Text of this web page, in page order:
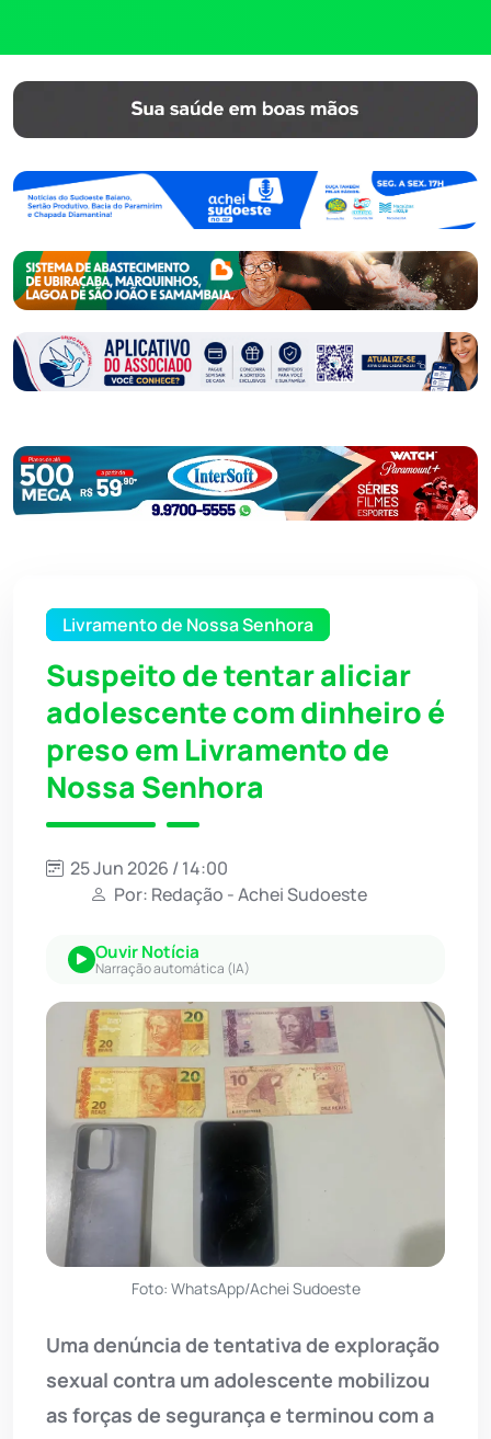
Livramento de Nossa Senhora
Suspeito de tentar aliciar
adolescente com dinheiro é
preso em Livramento de
Nossa Senhora
25 Jun 2026 / 14:00
Por: Redação - Achei Sudoeste
Ouvir Notícia
Narração automática (IA)
Foto: WhatsApp/Achei Sudoeste
Uma denúncia de tentativa de exploração
sexual contra um adolescente mobilizou
as forças de segurança e terminou com a